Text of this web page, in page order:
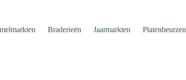
Braderieën Jaarmarkten Platenbeurzen